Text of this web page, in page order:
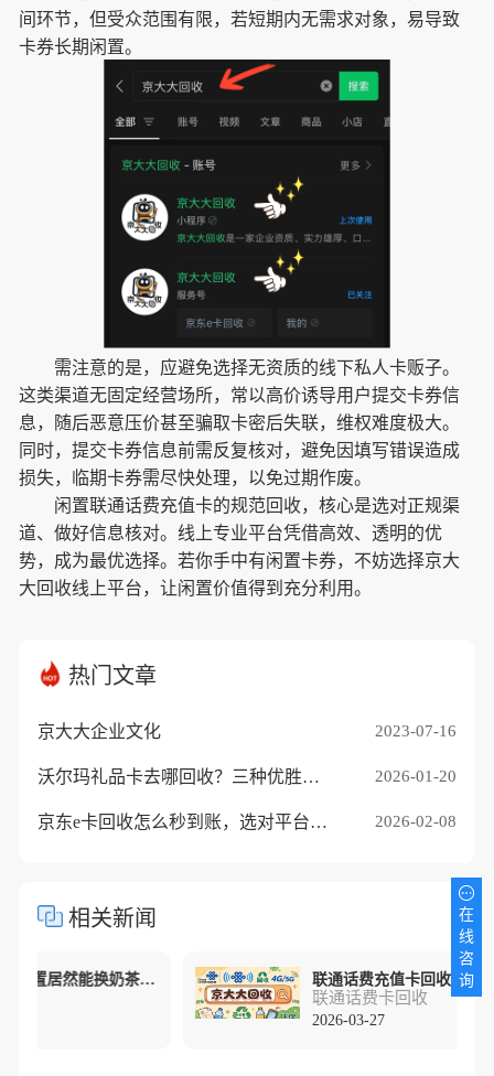
间环节，但受众范围有限，若短期内无需求对象，易导致
卡券长期闲置。
需注意的是，应避免选择无资质的线下私人卡贩子。
这类渠道无固定经营场所，常以高价诱导用户提交卡券信
息，随后恶意压价甚至骗取卡密后失联，维权难度极大。
同时，提交卡券信息前需反复核对，避免因填写错误造成
损失，临期卡券需尽快处理，以免过期作废。
闲置联通话费充值卡的规范回收，核心是选对正规渠
道、做好信息核对。线上专业平台凭借高效、透明的优
势，成为最优选择。若你手中有闲置卡券，不妨选择京大
大回收线上平台，让闲置价值得到充分利用。
热门文章
京大大企业文化 2023-07-16
沃尔玛礼品卡去哪回收？三种优胜途径推荐 2026-01-20
京东e卡回收怎么秒到账，选对平台是关键 2026-02-08
相关新闻
救命！联通话费卡闲置居然能换奶茶钱？
联通话费卡回收
2026-03-27
在
线
咨
询